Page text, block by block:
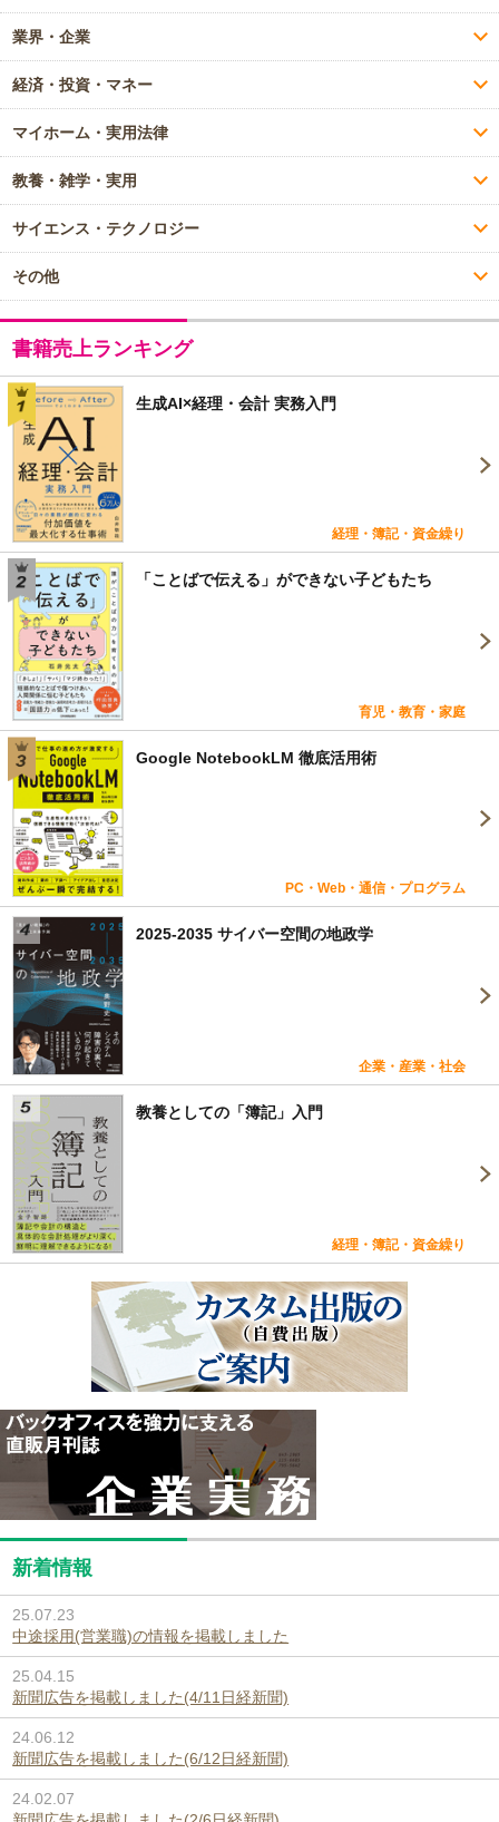
業界・企業
経済・投資・マネー
マイホーム・実用法律
教養・雑学・実用
サイエンス・テクノロジー
その他
書籍売上ランキング
生成AI×経理・会計 実務入門
経理・簿記・資金繰り
「ことばで伝える」ができない子どもたち
育児・教育・家庭
Google NotebookLM 徹底活用術
PC・Web・通信・プログラム
2025-2035 サイバー空間の地政学
企業・産業・社会
教養としての「簿記」入門
経理・簿記・資金繰り
新着情報
25.07.23
中途採用(営業職)の情報を掲載しました
25.04.15
新聞広告を掲載しました(4/11日経新聞)
24.06.12
新聞広告を掲載しました(6/12日経新聞)
24.02.07